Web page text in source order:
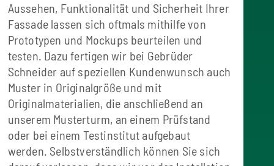
Aussehen, Funktionalität und Sicherheit Ihrer
Fassade lassen sich oftmals mithilfe von
Prototypen und Mockups beurteilen und
testen. Dazu fertigen wir bei Gebrüder
Schneider auf speziellen Kundenwunsch auch
Muster in Originalgröße und mit
Originalmaterialien, die anschließend an
unserem Musterturm, an einem Prüfstand
oder bei einem Testinstitut aufgebaut
werden. Selbstverständlich können Sie sich